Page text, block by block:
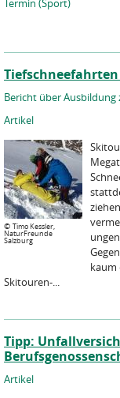
Termin (Sport)
Bericht über Ausbildung
Artikel
© Timo Kessler,
NaturFreunde
Salzburg
kaum
Skitouren-...
Tipp:
Artikel